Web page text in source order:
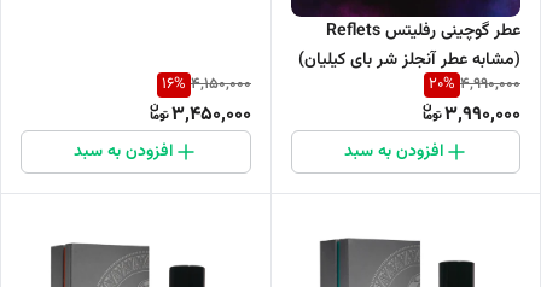
عطر گوچینی رفلیتس Reflets
(مشابه عطر آنجلز شر بای کیلیان)
حجم 100 میل
4,990,000
20%
3,990,000
افزودن به سبد
4,150,000
16%
3,450,000
افزودن به سبد